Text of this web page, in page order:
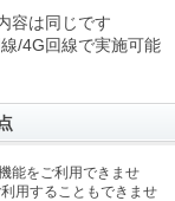
容は同じです
/4G回線で実施可能
能をご利用できませ
用することもできませ